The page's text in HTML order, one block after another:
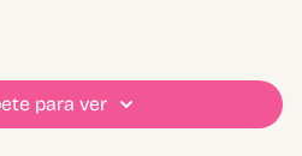
para ver